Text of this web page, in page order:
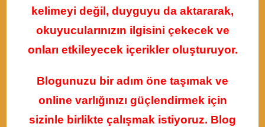
kelimeyi değil, duyguyu da aktararak,
okuyucularınızın ilgisini çekecek ve
onları etkileyecek içerikler oluşturuyor.
Blogunuzu bir adım öne taşımak ve
online varlığınızı güçlendirmek için
sizinle birlikte çalışmak istiyoruz. Blog